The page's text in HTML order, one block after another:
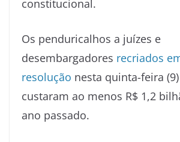
constitucional.
Os penduricalhos a juízes e
desembargadores recriados
resolução nesta quinta-feira (9)
custaram ao menos R$ 1,2
ano passado.